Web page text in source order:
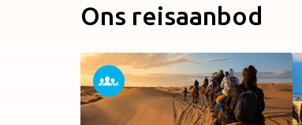
Ons reisaanbod